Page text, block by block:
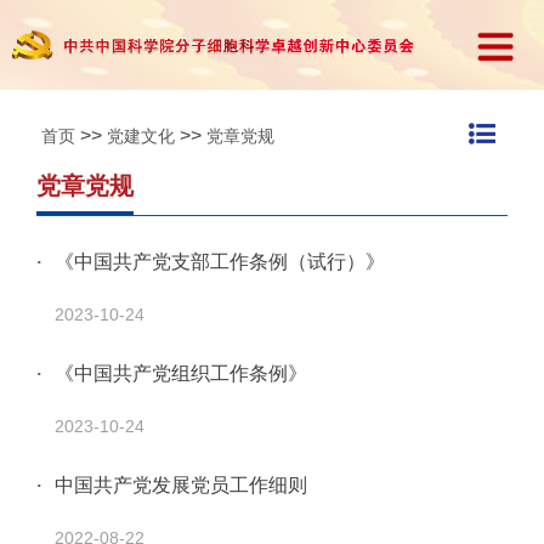
首页 >> 党建文化 >> 党章党规
党章党规
《中国共产党支部工作条例（试行）》
2023-10-24
《中国共产党组织工作条例》
2023-10-24
中国共产党发展党员工作细则
2022-08-22